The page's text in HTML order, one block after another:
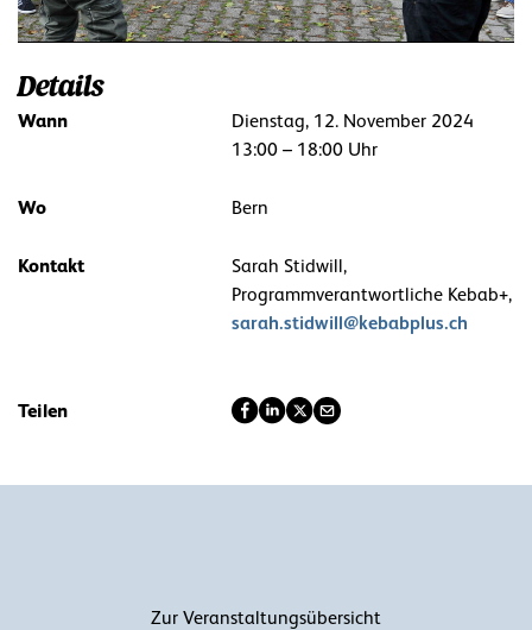
Details
Wann
Dienstag, 12. November 2024
13:00 – 18:00 Uhr
Wo Bern
Kontakt
Sarah Stidwill,
Programmverantwortliche Kebab+,
sarah.stidwill@kebabplus.ch
Teilen
Zur Veranstaltungsübersicht